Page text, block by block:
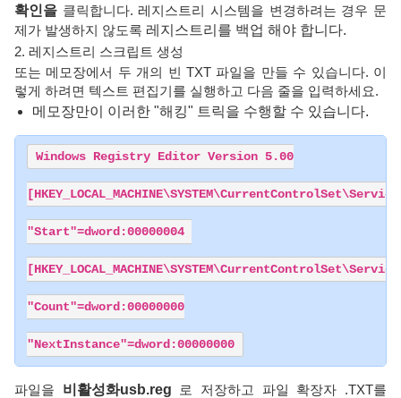
확인을 클릭합니다. 레지스트리 시스템을 변경하려는 경우 문
제가 발생하지 않도록 레지스트리를 백업 해야 합니다.
2. 레지스트리 스크립트 생성
또는 메모장에서 두 개의 빈 TXT 파일을 만들 수 있습니다. 이
렇게 하려면 텍스트 편집기를 실행하고 다음 줄을 입력하세요.
메모장만이 이러한 "해킹" 트릭을 수행할 수 있습니다.
Windows Registry Editor Version 5.00
"Start"=dword:00000004
"Count"=dword:00000000
"NextInstance"=dword:00000000
파일을 비활성화usb.reg 로 저장하고 파일 확장자 .TXT를